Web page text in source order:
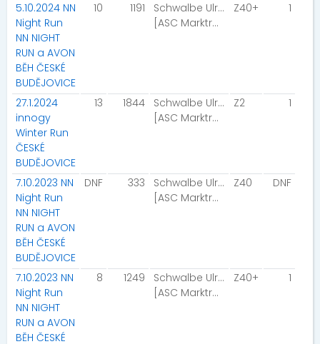
5.10.2024 NN
Night Run
NN NIGHT
RUN a AVON
BĚH ČESKÉ
BUDĚJOVICE
10 1191
Schwalbe Ulrike
[ASC Marktrodach]
Z40+ 1
27.1.2024
innogy
Winter Run
ČESKÉ
BUDĚJOVICE
13 1844
Schwalbe Ulrike
[ASC Marktrodach]
Z2 1
7.10.2023 NN
Night Run
NN NIGHT
RUN a AVON
BĚH ČESKÉ
BUDĚJOVICE
DNF 333
Schwalbe Ulrike
[ASC Marktrodach]
Z40 DNF
7.10.2023 NN
Night Run
NN NIGHT
RUN a AVON
BĚH ČESKÉ
8 1249
Schwalbe Ulrike
[ASC Marktrodach]
Z40+ 1